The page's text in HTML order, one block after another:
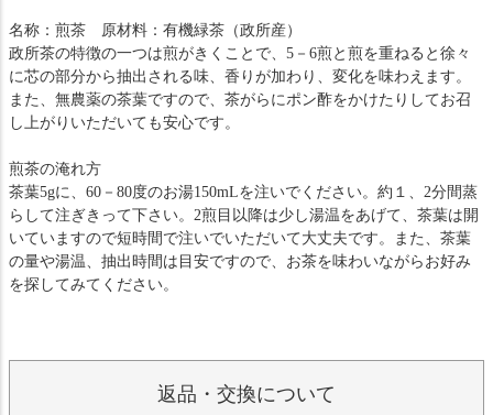
名称：煎茶 原材料：有機緑茶（政所産）
政所茶の特徴の一つは煎がきくことで、5－6煎と煎を重ねると徐々
に芯の部分から抽出される味、香りが加わり、変化を味わえます。
また、無農薬の茶葉ですので、茶がらにポン酢をかけたりしてお召
し上がりいただいても安心です。
煎茶の淹れ方
茶葉5gに、60－80度のお湯150mLを注いでください。約１、2分間蒸
らして注ぎきって下さい。2煎目以降は少し湯温をあげて、茶葉は開
いていますので短時間で注いでいただいて大丈夫です。また、茶葉
の量や湯温、抽出時間は目安ですので、お茶を味わいながらお好み
を探してみてください。
返品・交換について